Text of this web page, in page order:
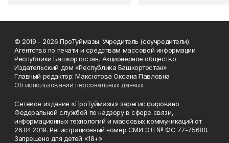
© 2019 - 2026 ПроТуймазы. Учредитель (соучредители):
Агентство по печати и средствам массовой информации
Республики Башкортостан, Акционерное общество
Издательский дом «Республика Башкортостан»
Главный редактор: Максютова Оксана Павловна
Об использовании персональных данных
Сетевое издание «ПроТуймазы» зарегистрировано
Федеральной службой по надзору в сфере связи,
информационных технологий и массовых коммуникаций от
26.04.2019. Регистрационный номер СМИ ЭЛ № ФС 77-75680.
Запрещено для детей «18+»